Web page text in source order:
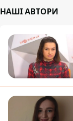
НАШІ АВТОРИ